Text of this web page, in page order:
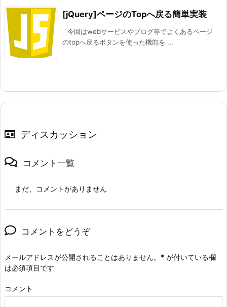
[jQuery]ページのTopへ戻る簡単実装
今回はwebサービスやブログ等でよくあるページ
のtopへ戻るボタンを使った機能を ...
ディスカッション
コメント一覧
まだ、コメントがありません
コメントをどうぞ
メールアドレスが公開されることはありません。 * が付いている欄
は必須項目です
コメント